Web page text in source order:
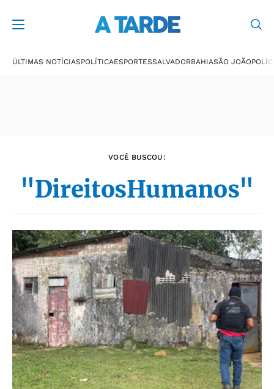
ÚLTIMAS NOTÍCIASPOLÍTICAESPORTESSALVADORBAHIASÃO JOÃO
VOCÊ BUSCOU:
"DireitosHumanos"